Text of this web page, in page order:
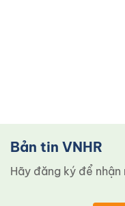
Bản tin VNHR
Hãy đăng ký để